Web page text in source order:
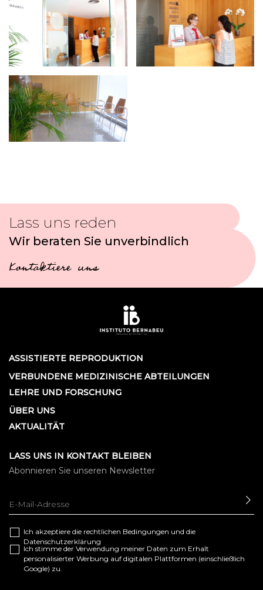
Lass uns reden
Wir beraten Sie unverbindlich
Kontaktiere uns
ASSISTIERTE REPRODUKTION
VERBUNDENE MEDIZINISCHE ABTEILUNGEN
LEHRE UND FORSCHUNG
ÜBER UNS
AKTUALITÄT
LASS UNS IN KONTAKT BLEIBEN
Abonnieren Sie unseren Newsletter
Ich akzeptiere die rechtlichen Bedingungen und die
Datenschutzerklärung
Ich stimme der Verwendung meiner Daten zum Erhalt
personalisierter Werbung auf digitalen Plattformen (einschließlich
Google) zu.